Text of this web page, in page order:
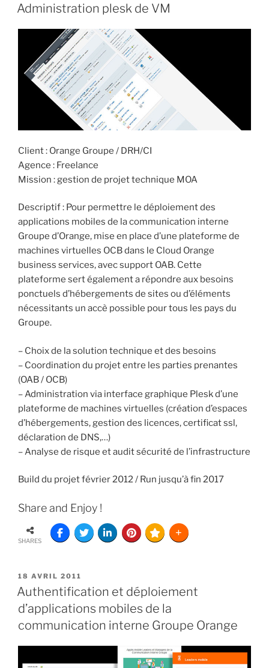
Administration plesk de VM
Client : Orange Groupe / DRH/CI
Agence : Freelance
Mission : gestion de projet technique MOA
Descriptif : Pour permettre le déploiement des
applications mobiles de la communication interne
Groupe d’Orange, mise en place d’une plateforme de
machines virtuelles OCB dans le Cloud Orange
business services, avec support OAB. Cette
plateforme sert également a répondre aux besoins
ponctuels d’hébergements de sites ou d’éléments
nécessitants un accè possible pour tous les pays du
Groupe.
– Choix de la solution technique et des besoins
– Coordination du projet entre les parties prenantes
(OAB / OCB)
– Administration via interface graphique Plesk d’une
plateforme de machines virtuelles (création d’espaces
d’hébergements, gestion des licences, certificat ssl,
déclaration de DNS,…)
– Analyse de risque et audit sécurité de l’infrastructure
Build du projet février 2012 / Run jusqu’à fin 2017
Share and Enjoy !
SHARES
18 AVRIL 2011
Authentification et déploiement
d’applications mobiles de la
communication interne Groupe Orange